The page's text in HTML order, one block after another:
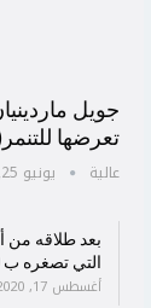
جويل
تعرضها
عالية يونيو 25, 2020
بعد طلاقه من
التي تصغره ب 30 عاما
أغسطس 17, 2020